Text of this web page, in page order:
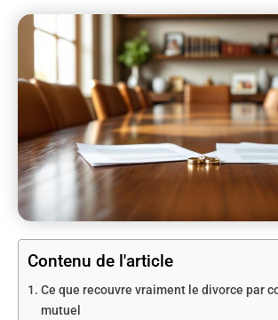
Contenu de l'article
Ce que recouvre vraiment le divorce par
mutuel